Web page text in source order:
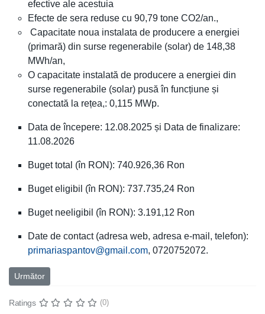
efective ale acestuia
Efecte de sera reduse cu 90,79 tone CO2/an.,
Capacitate noua instalata de producere a energiei
(primară) din surse regenerabile (solar) de 148,38
MWh/an,
O capacitate instalată de producere a energiei din
surse regenerabile (solar) pusă în funcțiune și
conectată la rețea,: 0,115 MWp.
Data de începere: 12.08.2025 și Data de finalizare:
11.08.2026
Buget total (în RON): 740.926,36 Ron
Buget eligibil (în RON): 737.735,24 Ron
Buget neeligibil (în RON): 3.191,12 Ron
Date de contact (adresa web, adresa e-mail, telefon):
primariaspantov@gmail.com, 0720752072.
Articolul următor: PUBLICAȚIE DE CONCURS
Următor
Ratings (0)